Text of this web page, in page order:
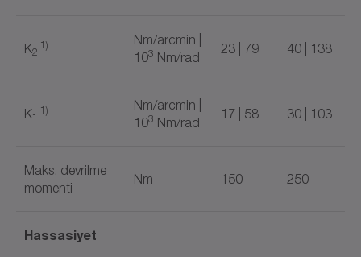
K2
1)
Nm/arcmin |
103 Nm/rad
23 | 79 40 | 138
K1
1)
Nm/arcmin |
103 Nm/rad
17 | 58 30 | 103
Maks. devrilme
momenti
Nm 150 250
Hassasiyet